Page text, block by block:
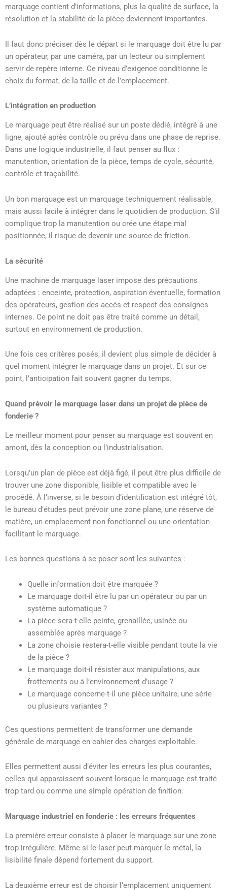
marquage contient d’informations, plus la qualité de surface, la
résolution et la stabilité de la pièce deviennent importantes.
Il faut donc préciser dès le départ si le marquage doit être lu par
un opérateur, par une caméra, par un lecteur ou simplement
servir de repère interne. Ce niveau d’exigence conditionne le
choix du format, de la taille et de l’emplacement.
L’intégration en production
Le marquage peut être réalisé sur un poste dédié, intégré à une
ligne, ajouté après contrôle ou prévu dans une phase de reprise.
Dans une logique industrielle, il faut penser au flux :
manutention, orientation de la pièce, temps de cycle, sécurité,
contrôle et traçabilité.
Un bon marquage est un marquage techniquement réalisable,
mais aussi facile à intégrer dans le quotidien de production. S’il
complique trop la manutention ou crée une étape mal
positionnée, il risque de devenir une source de friction.
La sécurité
Une machine de marquage laser impose des précautions
adaptées : enceinte, protection, aspiration éventuelle, formation
des opérateurs, gestion des accès et respect des consignes
internes. Ce point ne doit pas être traité comme un détail,
surtout en environnement de production.
Une fois ces critères posés, il devient plus simple de décider à
quel moment intégrer le marquage dans un projet. Et sur ce
point, l’anticipation fait souvent gagner du temps.
Quand prévoir le marquage laser dans un projet de pièce de
fonderie ?
Le meilleur moment pour penser au marquage est souvent en
amont, dès la conception ou l’industrialisation.
Lorsqu’un plan de pièce est déjà figé, il peut être plus difficile de
trouver une zone disponible, lisible et compatible avec le
procédé. À l’inverse, si le besoin d’identification est intégré tôt,
le bureau d’études peut prévoir une zone plane, une réserve de
matière, un emplacement non fonctionnel ou une orientation
facilitant le marquage.
Les bonnes questions à se poser sont les suivantes :
Quelle information doit être marquée ?
Le marquage doit-il être lu par un opérateur ou par un
système automatique ?
La pièce sera-t-elle peinte, grenaillée, usinée ou
assemblée après marquage ?
La zone choisie restera-t-elle visible pendant toute la vie
de la pièce ?
Le marquage doit-il résister aux manipulations, aux
frottements ou à l’environnement d’usage ?
Le marquage concerne-t-il une pièce unitaire, une série
ou plusieurs variantes ?
Ces questions permettent de transformer une demande
générale de marquage en cahier des charges exploitable.
Elles permettent aussi d’éviter les erreurs les plus courantes,
celles qui apparaissent souvent lorsque le marquage est traité
trop tard ou comme une simple opération de finition.
Marquage industriel en fonderie : les erreurs fréquentes
La première erreur consiste à placer le marquage sur une zone
trop irrégulière. Même si le laser peut marquer le métal, la
lisibilité finale dépend fortement du support.
La deuxième erreur est de choisir l’emplacement uniquement